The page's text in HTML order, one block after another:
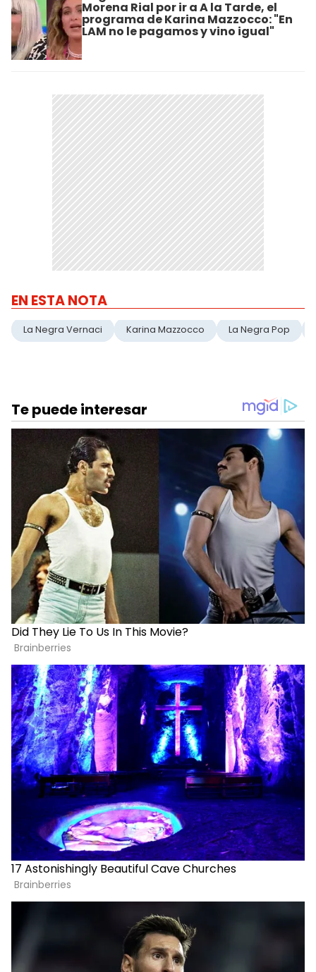
Morena Rial por ir a A la Tarde, el
programa de Karina Mazzocco: "En
LAM no le pagamos y vino igual"
EN ESTA NOTA
La Negra Vernaci Karina Mazzocco La Negra Pop